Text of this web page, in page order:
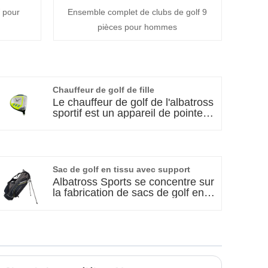
pour
Ensemble complet de clubs de golf 9
pièces pour hommes
Chauffeur de golf de fille
Le chauffeur de golf de l'albatross
sportif est un appareil de pointe
le chauffeur de golf de cette fille
offre une durabilité exceptionnelle
et offre des performances
optimales à chaque saison. Si
chauffeur de golf de cette fille.
Sac de golf en tissu avec support
Albatross Sports se concentre sur
la fabrication de sacs de golf en
pratique, le savoir-faire est exquis,
il convient à divers scénarios et a